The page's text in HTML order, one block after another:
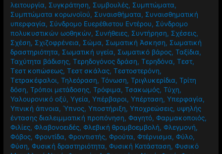
λειτουργία, Συγκράτηση, Συμβουλές, Συμπτώματα,
Συμπτώματα κορωνοϊού, Συναισθήματα, Συναισθηματική
υπερφαγία, Σύνδρομο Ευερέθιστου Εντέρου, Σύνδρομο
πολυκυστικών ωοθηκών, Συνήθειες, Συντήρηση, Σχέσεις,
Σχέση, Σχιζοφρένεια, Σώμα, Σωματική Άσκηση, Σωματική
δραστηριότητα, Σωματική υγεία, Σωματικό βάρος,Ταξίδια,
Ταχύτητα βάδισης,Τερηδογόνος δράση,Τερηδόνα,Τεστ,
Τεστ κοπώσεως,Τεστ σκάλας,Τεστοστερόνη,
Τετρακέφαλοι,Τηλεόραση,Τόνωση,Τριγλυκερίδια,Τρίτη
δόση,Τρόποι μετάδοσης,Τρόφιμα,Τσακωμός,Τύχη,
Υαλουρονικό οξύ,Υγεία,Υπέρβαροι,Υπέρταση,Υπερφαγία,
Υπνική άπνοια,Ύπνος,Υποστήριξη,Υποχρεώσεις, υψηλής
έντασης διαλειμματική προπόνηση,Φαγητό,Φαρμακοποιός,
Φιλίες,Φλαβονοειδές,Φλεβική θρομβοεμβολή,Φλεγμονή,
Φόβος,Φροντίδα,Φροντιστής,Φρούτα,Φτέρνισμα,Φύλο,
Φύση,Φυσική δραστηριότητα,Φυσική Κατάσταση,Φυσικό